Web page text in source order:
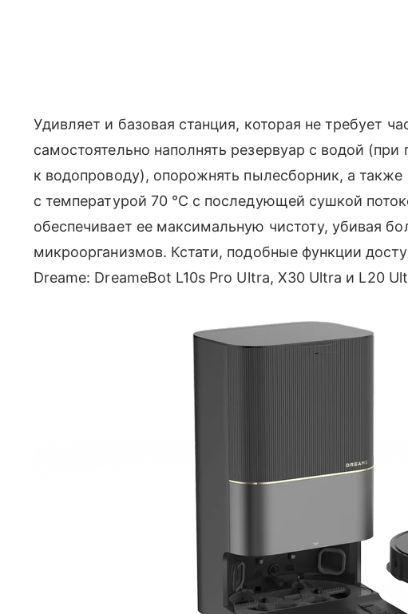
Удивляет и базовая станция, которая не требует
самостоятельно наполнять резервуар с водой (при
к водопроводу), опорожнять пылесборник, а
с температурой 70 ℃ с последующей сушкой
обеспечивает ее максимальную чистоту, убивая
микроорганизмов. Кстати, подобные функции
Dreame: DreameBot L10s Pro Ultra, X30 Ultra и L20